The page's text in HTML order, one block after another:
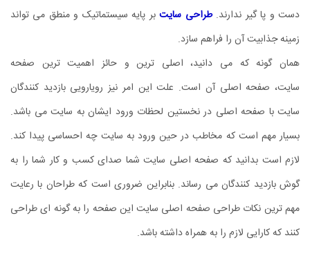
دست و پا گیر ندارند.طراحی سایتبر پایه سیستماتیک و منطق می تواند
زمینه جذابیت آن را فراهم سازد.
همان گونه که می دانید، اصلی ترین و حائز اهمیت ترین صفحه
سایت، صفحه اصلی آن است. علت این امر نیز رویارویی بازدید کنندگان
سایت با صفحه اصلی در نخستین لحظات ورود ایشان به سایت می باشد.
بسیار مهم است که مخاطب در حین ورود به سایت چه احساسی پیدا کند.
لازم است بدانید که صفحه اصلی سایت شما صدای کسب و کار شما را به
گوش بازدید کنندگان می رساند. بنابراین ضروری است که طراحان با رعایت
مهم ترین نکات طراحی صفحه اصلی سایت این صفحه را به گونه ای طراحی
کنند که کارایی لازم را به همراه داشته باشد.